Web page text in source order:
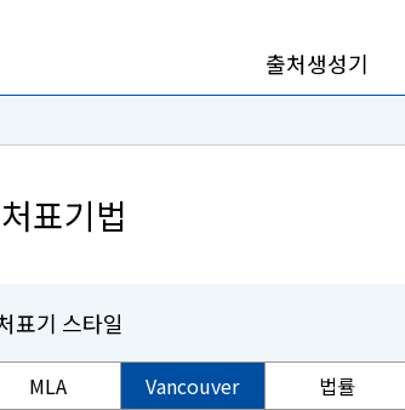
출처생성기
표기법
표기 스타일
MLA Vancouver 법률